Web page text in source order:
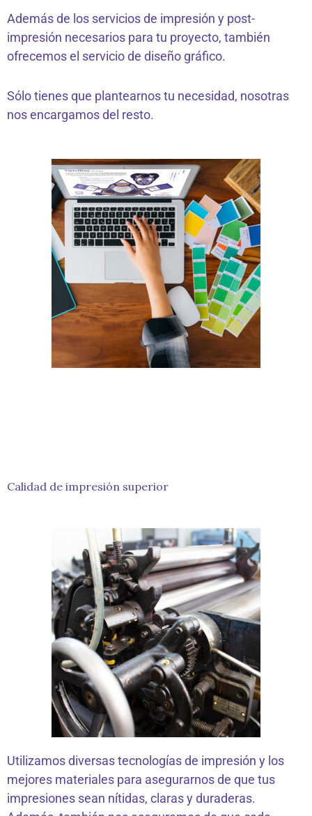
Además de los servicios de impresión y post-
impresión necesarios para tu proyecto, también
ofrecemos el servicio de diseño gráfico.
Sólo tienes que plantearnos tu necesidad, nosotras
nos encargamos del resto.
Calidad de impresión superior
Utilizamos diversas tecnologías de impresión y los
mejores materiales para asegurarnos de que tus
impresiones sean nítidas, claras y duraderas.